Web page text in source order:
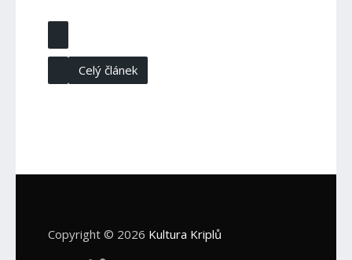
Celý článek
Copyright © 2026 Kultura Kriplů